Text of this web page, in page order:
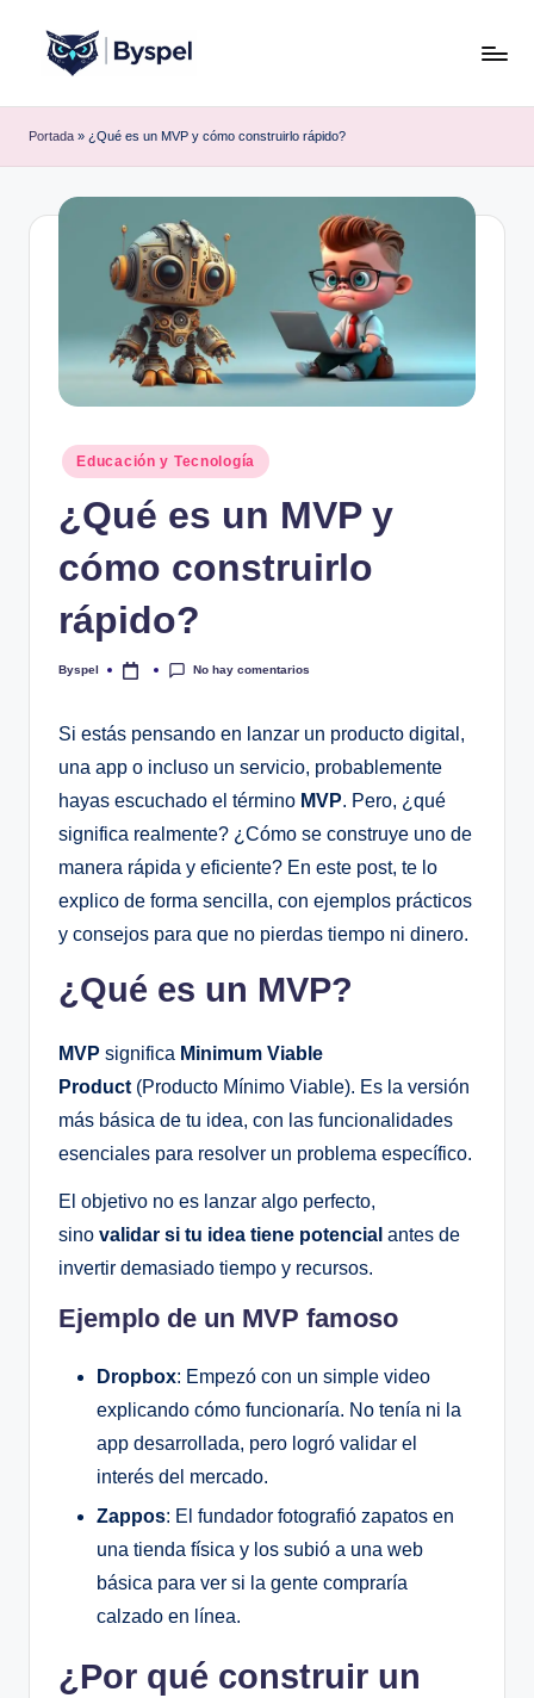
contenido
y
s
p
Portada » ¿Qué es un MVP y cómo construirlo rápido?
Publicado
en
Educación y Tecnología
¿Qué es un MVP y
cómo construirlo
rápido?
Publicado
Byspel No hay comentarios
Si estás pensando en lanzar un producto digital,
una app o incluso un servicio, probablemente
hayas escuchado el término MVP. Pero, ¿qué
significa realmente? ¿Cómo se construye uno de
manera rápida y eficiente? En este post, te lo
explico de forma sencilla, con ejemplos prácticos
y consejos para que no pierdas tiempo ni dinero.
¿Qué es un MVP?
MVP significa Minimum Viable
Product (Producto Mínimo Viable). Es la versión
más básica de tu idea, con las funcionalidades
esenciales para resolver un problema específico.
El objetivo no es lanzar algo perfecto,
sino validar si tu idea tiene potencial antes de
invertir demasiado tiempo y recursos.
Ejemplo de un MVP famoso
Dropbox: Empezó con un simple video
explicando cómo funcionaría. No tenía ni la
app desarrollada, pero logró validar el
interés del mercado.
Zappos: El fundador fotografió zapatos en
una tienda física y los subió a una web
básica para ver si la gente compraría
calzado en línea.
¿Por qué construir un